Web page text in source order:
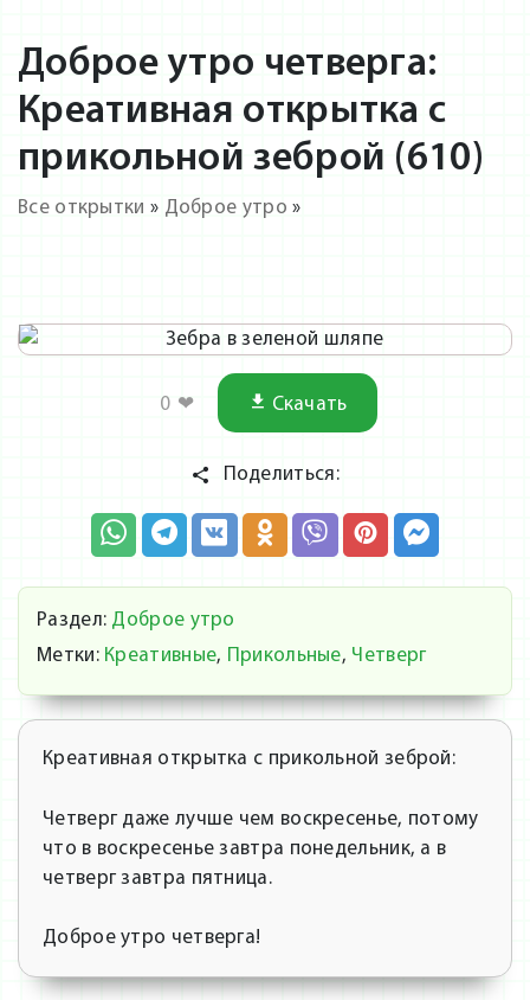
Доброе утро четверга:
Креативная открытка с
прикольной зеброй (610)
Все открытки » Доброе утро »
0 ❤ Скачать
Поделиться:
Раздел: Доброе утро
Метки: Креативные, Прикольные, Четверг
Креативная открытка с прикольной зеброй:
Четверг даже лучше чем воскресенье, потому
что в воскресенье завтра понедельник, а в
четверг завтра пятница.
Доброе утро четверга!